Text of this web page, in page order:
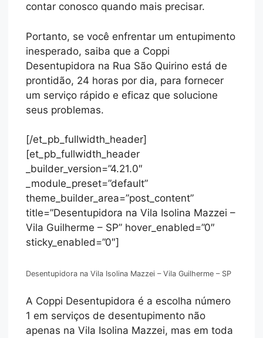
contar conosco quando mais precisar.
Portanto, se você enfrentar um entupimento
inesperado, saiba que a Coppi
Desentupidora na Rua São Quirino está de
prontidão, 24 horas por dia, para fornecer
um serviço rápido e eficaz que solucione
seus problemas.
[/et_pb_fullwidth_header]
[et_pb_fullwidth_header
_builder_version=”4.21.0″
_module_preset=”default”
theme_builder_area=”post_content”
title=”Desentupidora na Vila Isolina Mazzei –
Vila Guilherme – SP” hover_enabled=”0″
sticky_enabled=”0″]
Desentupidora na Vila Isolina Mazzei – Vila Guilherme – SP
A Coppi Desentupidora é a escolha número
1 em serviços de desentupimento não
apenas na Vila Isolina Mazzei, mas em toda